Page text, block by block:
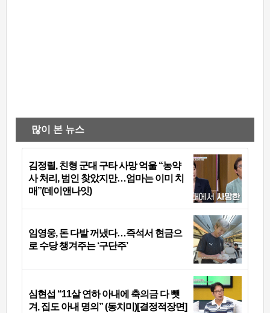
많이 본 뉴스
김정렬, 친형 군대 구타 사망 억울 “농약
사 처리, 범인 찾았지만…엄마는 이미 치
매”(데이앤나잇)
임영웅, 돈 다발 꺼냈다…즉석서 현금으
로 수당 챙겨주는 ‘구단주’
심현섭 “11살 연하 아내에 축의금 다 뺏
겨, 집도 아내 명의” (동치미)[결정적장면]